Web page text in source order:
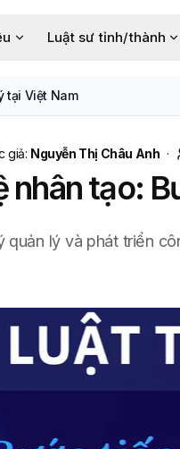
Luật sư tỉnh/thành
tại Việt Nam
giả: Nguyễn Thị Châu Anh ·
nhân tạo:
quản lý và phát triển